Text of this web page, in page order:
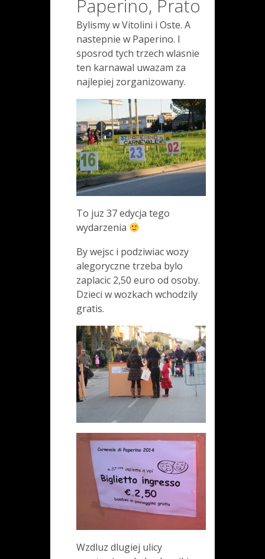
Paperino, Prato
Bylismy w Vitolini i Oste. A
nastepnie w Paperino. I
sposrod tych trzech wlasnie
ten karnawal uwazam za
najlepiej zorganizowany.
To juz 37 edycja tego
wydarzenia
By wejsc i podziwiac wozy
alegoryczne trzeba bylo
zaplacic 2,50 euro od osoby.
Dzieci w wozkach wchodzily
gratis.
Wzdluz dlugiej ulicy